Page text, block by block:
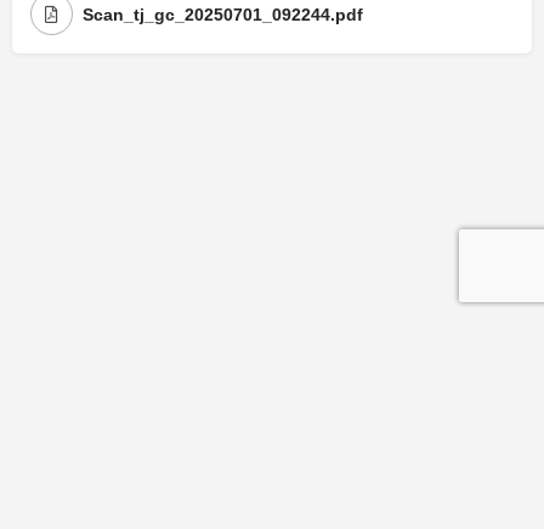
Scan_tj_gc_20250701_092244.pdf